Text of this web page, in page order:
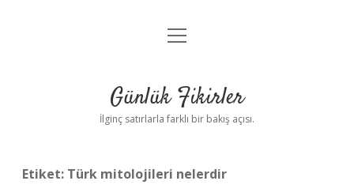
Anasayfa
Yasal Uyarı
menüyü
Günlük Fikirler
İlginç satırlarla farklı bir bakış açısı.
Etiket: Türk mitolojileri nelerdir